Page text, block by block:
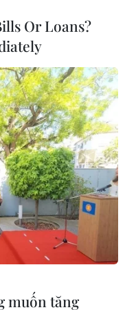
#điều tra viên
Anh Syria
Or Loans?
muốn tăng